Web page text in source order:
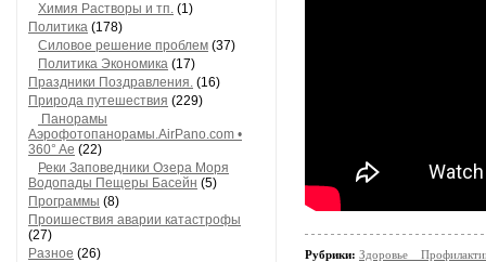
Химия Растворы и тп. (1)
Политика (178)
Силовое решение проблем (37)
Политика Экономика (17)
Праздники Поздравления. (16)
Природа путешествия (229)
Панорамы
Аэрофотопанорамы.AirPano.com •
360° Ae (22)
Реки Заповедники Озера Моря
Водопады Пещеры Басейн (5)
Программы (8)
Проишествия аварии катастрофы
(27)
Разное (26)
Рубрики: Здоровье